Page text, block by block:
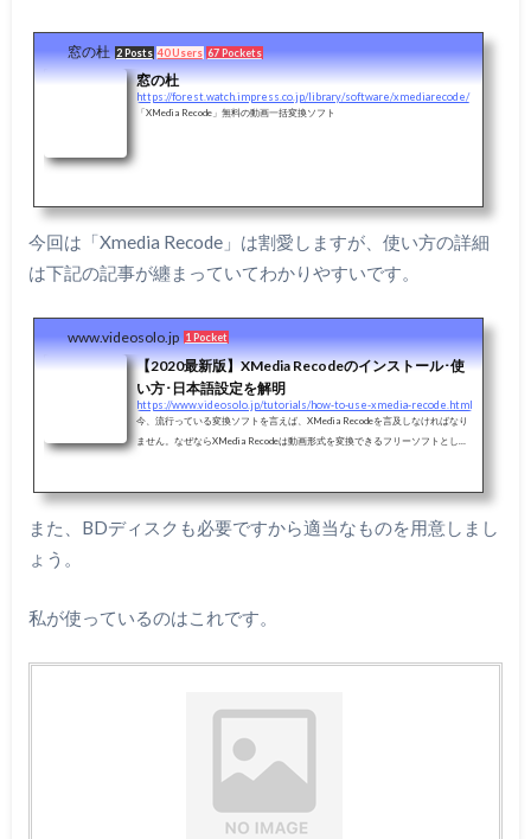
窓の杜 2 Posts 40 Users 67 Pockets
窓の杜
https://forest.watch.impress.co.jp/library/software/xmediarecode/
「XMedia Recode」無料の動画一括変換ソフト
今回は「Xmedia Recode」は割愛しますが、使い方の詳細
は下記の記事が纏まっていてわかりやすいです。
www.videosolo.jp 1 Pocket
【2020最新版】XMedia Recodeのインストール･使
い方･日本語設定を解明
https://www.videosolo.jp/tutorials/how-to-use-xmedia-recode.html
今、流行っている変換ソフトを言えば、XMedia Recodeを言及しなければなり
ません。なぜならXMedia Recodeは動画形式を変換できるフリーソフトとして
初心者に向けてXMedia Recodeのインストール方法、変換手順や日本語対応の
設定などを詳しく紹介します。
また、BDディスクも必要ですから適当なものを用意しまし
ょう。
私が使っているのはこれです。